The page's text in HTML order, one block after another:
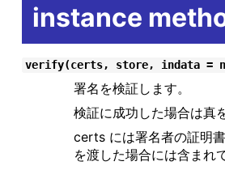
instance
verify(certs, store, indata =
署名を検証します。
検証に成功した場合は真
certs には署名者の証明
を渡した場合には含まれ